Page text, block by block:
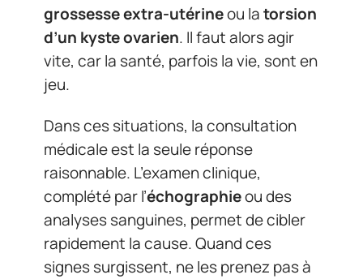
grossesse extra-utérineou latorsion
d’un kyste ovarien. Il faut alors agir
vite, car la santé, parfois la vie, sont en
jeu.
Dans ces situations, la consultation
médicale est la seule réponse
raisonnable. L’examen clinique,
complété par l’échographieou des
analyses sanguines, permet de cibler
rapidement la cause. Quand ces
signes surgissent, ne les prenez pas à